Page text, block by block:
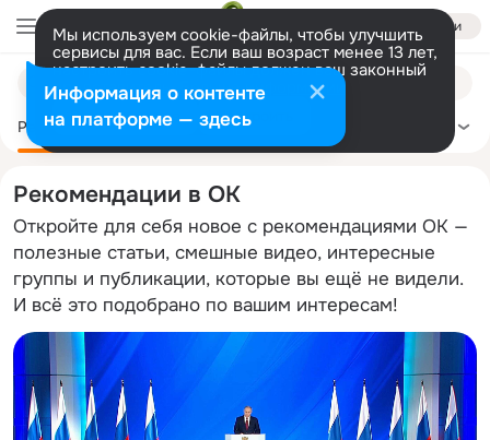
Войти
Мы используем cookie-файлы, чтобы улучшить
сервисы для вас. Если ваш возраст менее 13 лет,
настроить cookie-файлы должен ваш законный
представитель. Больше информации
Разрешить все Настроить
темам
Рекомендации Политика Здоровье Сделай сам
Рекомендации в ОК
Откройте для себя новое с рекомендациями ОК —
полезные статьи, смешные видео, интересные
группы и публикации, которые вы ещё не видели.
И всё это подобрано по вашим интересам!
Информация о контенте
на платформе — здесь